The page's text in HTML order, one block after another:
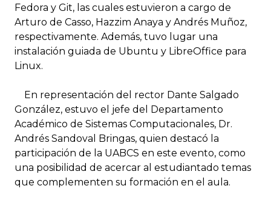
Fedora y Git, las cuales estuvieron a cargo de
Arturo de Casso, Hazzim Anaya y Andrés Muñoz,
respectivamente. Además, tuvo lugar una
instalación guiada de Ubuntu y LibreOffice para
Linux.
En representación del rector Dante Salgado
González, estuvo el jefe del Departamento
Académico de Sistemas Computacionales, Dr.
Andrés Sandoval Bringas, quien destacó la
participación de la UABCS en este evento, como
una posibilidad de acercar al estudiantado temas
que complementen su formación en el aula.